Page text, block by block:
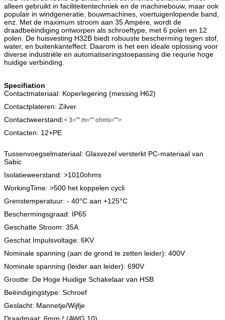
alleen gebruikt in faciliteitentechniek en de machinebouw, maar ook
populair in windgeneratie, bouwmachines, voertuigenlopende band,
enz. Met de maximum stroom aan 35 Ampère, wordt de
draadbeëindiging ontworpen als schroeftype, met 6 polen en 12
polen. De huisvesting H32B biedt robuuste bescherming tegen stof,
water, en buitenkanteffect. Daarom is het een ideale oplossing voor
diverse industriële en automatiseringstoepassing die requrie hoge
huidige verbinding.
Specifiation
Contactmateriaal: Koperlegering (messing H62)
Contactplateren: Zilver
Contactweerstand:< 3="" m="" ohms="">
Contacten: 12+PE
Tussenvoegselmateriaal: Glasvezel versterkt PC-materiaal van
Sabic
Isolatieweerstand: >1010ohms
WorkingTime: >500 het koppelen cycli
Grenstemperatuur: - 40°C aan +125°C
Beschermingsgraad: IP65
Geschatte Stroom: 35A
Geschat Impulsvoltage: 6KV
Nominale spanning (aan de grond te zetten leider): 400V
Nominale spanning (leider aan leider): 690V
Grootte: De Hoge Huidige Schakelaar van HSB
Beëindigingstype: Schroef
Geslacht: Mannetje/Wijfje